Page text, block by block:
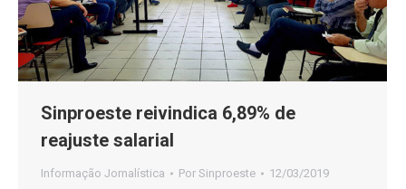
Sinproeste reivindica 6,89% de
reajuste salarial
Informação Jornalística Por Sinproeste 12/03/2019